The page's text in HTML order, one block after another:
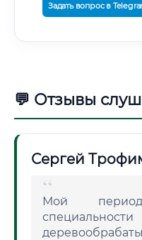
Задать вопрос в
💬 Отзывы
Сергей
Мой